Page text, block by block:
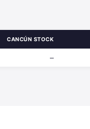
CANCÚN STOCK
—